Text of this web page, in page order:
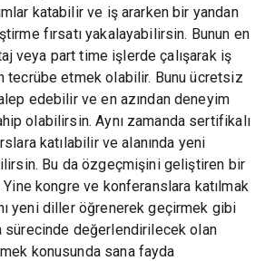
katabilir ve iş ararken bir yandan
fırsatı yakalayabilirsin. Bunun en
veya part time işlerde çalışarak iş
tecrübe etmek olabilir. Bunu ücretsiz
edebilir ve en azından deneyim
olabilirsin. Aynı zamanda sertifikalı
katılabilir ve alanında yeni
Bu da özgeçmişini geliştiren bir
kongre ve konferanslara katılmak
yeni diller öğrenerek geçirmek gibi
sürecinde değerlendirilecek olan
konusunda sana fayda